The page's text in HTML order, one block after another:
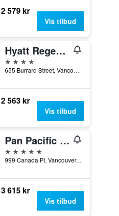
2 579 kr
Vis tilbud
Hyatt Regency Vancouver
4 stjerner
655 Burrard Street, Vancouver, BC, Canada
2 563 kr
Vis tilbud
Pan Pacific Vancouver
5 stjerner
999 Canada Pl, Vancouver, BC, Canada
3 615 kr
Vis tilbud